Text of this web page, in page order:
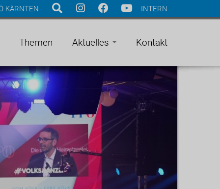
INTERN
KÄRNTEN
Themen Aktuelles Kontakt